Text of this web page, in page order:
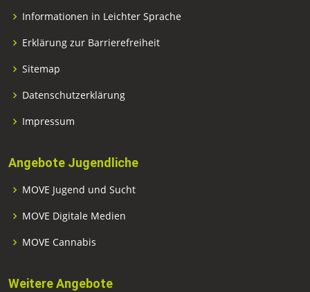
Informationen in Leichter Sprache
Erklärung zur Barrierefreiheit
Sitemap
Datenschutzerklärung
Impressum
Angebote Jugendliche
MOVE Jugend und Sucht
MOVE Digitale Medien
MOVE Cannabis
Weitere Angebote